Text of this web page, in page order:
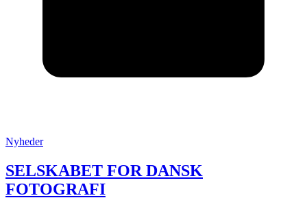
Posted
:
Nyheder
SELSKABET FOR DANSK
FOTOGRAFI